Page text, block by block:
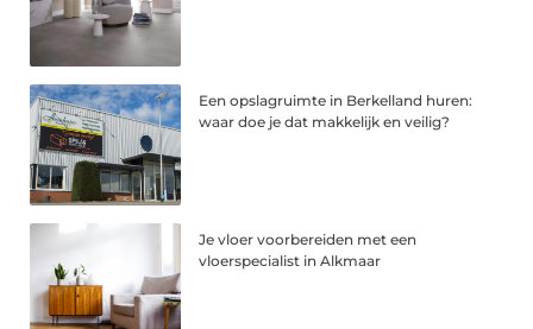
Een opslagruimte in Berkelland huren:
waar doe je dat makkelijk en veilig?
Je vloer voorbereiden met een
vloerspecialist in Alkmaar